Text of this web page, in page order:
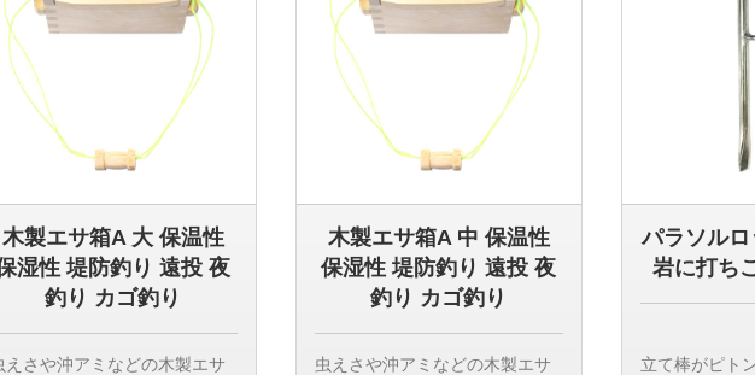
木製エサ箱A 大 保温性
湿性 堤防釣り 遠投 夜
釣り カゴ釣り
えさや沖アミなどの木製エサ
木製エサ箱A 中 保温性
保湿性 堤防釣り 遠投 夜
釣り カゴ釣り
虫えさや沖アミなどの木製エサ
パラソル
岩に打ち
立て棒がピト